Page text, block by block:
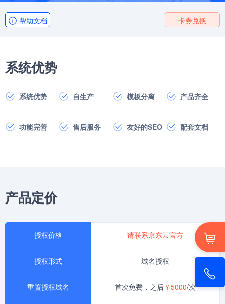
帮助文档 卡券兑换
系统优势
系统优势 自生产 模板分离 产品齐全
功能完善 售后服务 友好的SEO 配套文档
产品定价
授权价格 请联系京东云官方
授权形式 域名授权
重置授权域名 首次免费，之后￥5000/次